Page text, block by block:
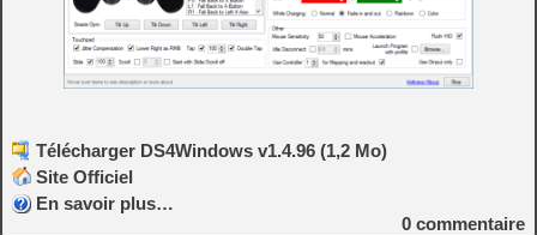
Télécharger DS4Windows v1.4.96 (1,2 Mo)
Site Officiel
En savoir plus…
0 commentaire